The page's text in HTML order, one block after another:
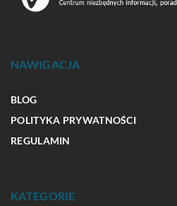
NAWIGACJA
BLOG
POLITYKA PRYWATNOŚCI
REGULAMIN
KATEGORIE